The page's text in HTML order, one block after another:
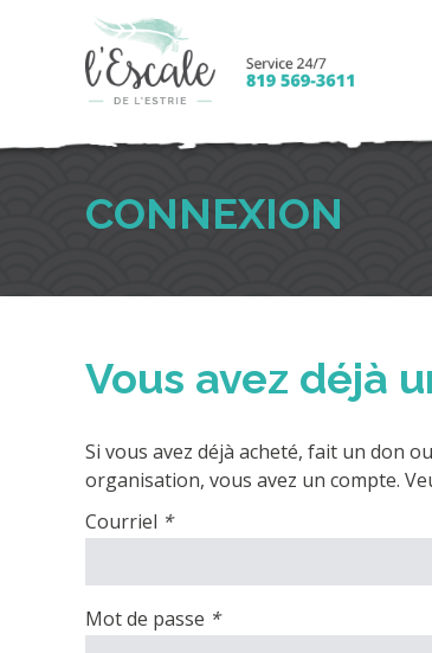
CONNEXION
Vous avez déjà
Si vous avez déjà acheté, fait un don
organisation, vous avez un compte.
Pour
connecter,
vous
aurez
Courriel *
(Champs
Mot de passe *
(Champs